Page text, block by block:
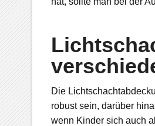
Die
robust sein, darüber
wenn Kinder sich auch